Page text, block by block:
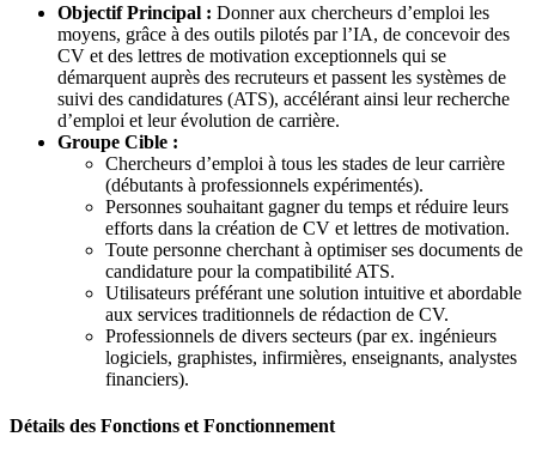
Objectif Principal : Donner aux chercheurs d’emploi les
moyens, grâce à des outils pilotés par l’IA, de concevoir des
CV et des lettres de motivation exceptionnels qui se
démarquent auprès des recruteurs et passent les systèmes de
suivi des candidatures (ATS), accélérant ainsi leur recherche
d’emploi et leur évolution de carrière.
Groupe Cible :
Chercheurs d’emploi à tous les stades de leur carrière
(débutants à professionnels expérimentés).
Personnes souhaitant gagner du temps et réduire leurs
efforts dans la création de CV et lettres de motivation.
Toute personne cherchant à optimiser ses documents de
candidature pour la compatibilité ATS.
Utilisateurs préférant une solution intuitive et abordable
aux services traditionnels de rédaction de CV.
Professionnels de divers secteurs (par ex. ingénieurs
logiciels, graphistes, infirmières, enseignants, analystes
financiers).
Détails des Fonctions et Fonctionnement